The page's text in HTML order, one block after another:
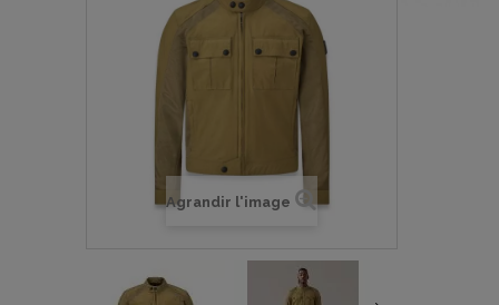
Agrandir l'image